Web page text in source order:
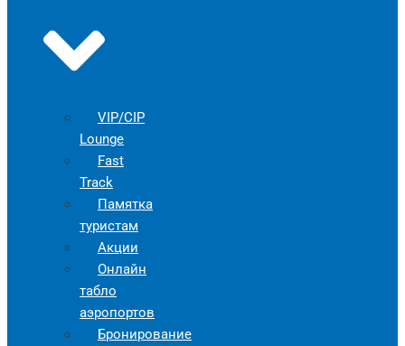
VIP/CIP
Lounge
Fast
Track
Памятка
туристам
Акции
Онлайн
табло
аэропортов
Бронирование